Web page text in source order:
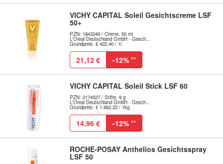
VICHY CAPITAL Soleil Gesichtscreme LSF
50+
PZN: 1843249 / Creme, 50 ml
L'Oreal Deutschland GmbH - Gesch...
Grundpreis: € 422,40 / 1l
21,12 € -12% **
VICHY CAPITAL Soleil Stick LSF 60
PZN: 0174527 / Stifte, 9 g
L'Oreal Deutschland GmbH - Gesch...
Grundpreis: € 1.662,22 / 1kg
14,96 € -12% **
ROCHE-POSAY Anthelios Gesichtsspray
LSF 50